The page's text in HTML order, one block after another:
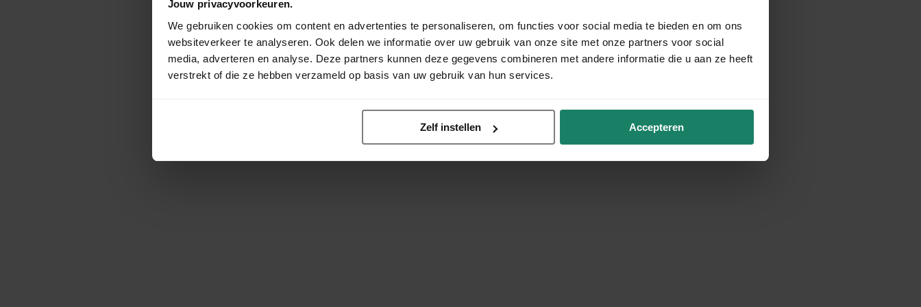
Jouw privacyvoorkeuren.
We gebruiken cookies om content en advertenties te personaliseren, om functies voor social media te bieden en om ons
websiteverkeer te analyseren. Ook delen we informatie over uw gebruik van onze site met onze partners voor social
media, adverteren en analyse. Deze partners kunnen deze gegevens combineren met andere informatie die u aan ze heeft
verstrekt of die ze hebben verzameld op basis van uw gebruik van hun services.
Zelf instellen Accepteren